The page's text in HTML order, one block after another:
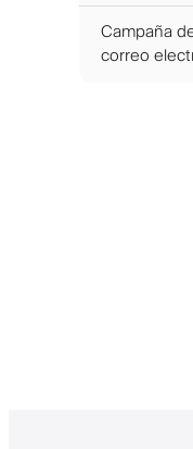
Campaña
correo